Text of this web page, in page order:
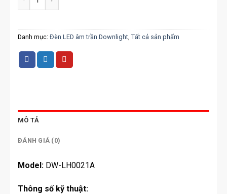
Danh mục: Đèn LED âm trần Downlight Tất cả sản phẩm
MÔ TẢ
ĐÁNH GIÁ (0)
Model: DW-LH0021A
Thông số kỹ thuật: